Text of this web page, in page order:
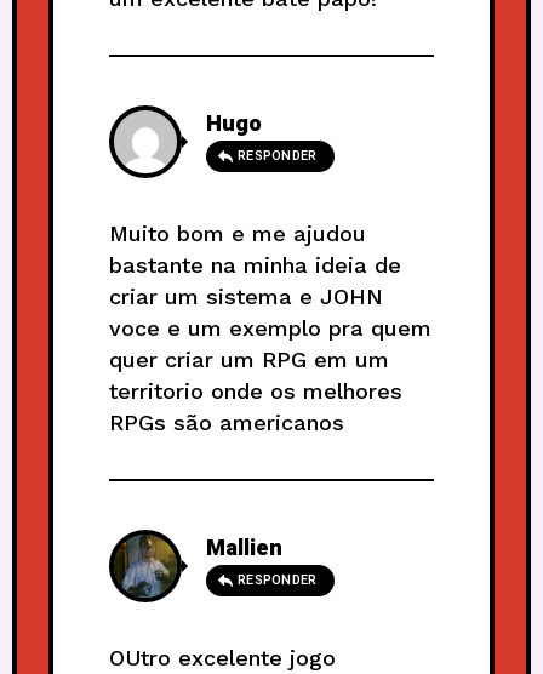
Hugo
RESPONDER
Muito bom e me ajudou
bastante na minha ideia de
criar um sistema e JOHN
voce e um exemplo pra quem
quer criar um RPG em um
territorio onde os melhores
RPGs são americanos
Mallien
RESPONDER
OUtro excelente jogo